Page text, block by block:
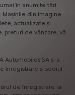
în anumite tări
Mașinile din imagine
actualizate și
preturi de vânzare, vă
Automobiles SA și-a
înregistrare și sediul
de înregistrare la